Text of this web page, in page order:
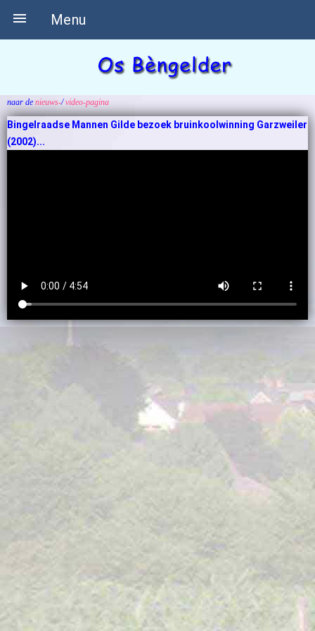
Menu

naar de nieuws-/video-pagina
Bingelraadse Mannen Gilde bezoek bruinkoolwinning Garzweiler
(2002)...